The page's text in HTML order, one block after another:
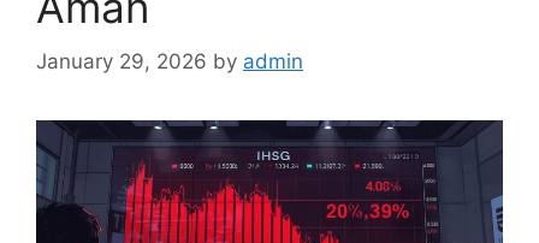
January 29, 2026 by admin